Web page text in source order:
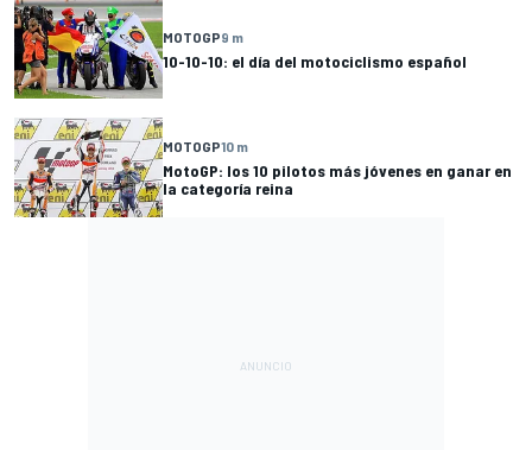
MOTOGP9 m
10-10-10: el día del motociclismo español
MOTOGP10 m
MotoGP: los 10 pilotos más jóvenes en ganar en
la categoría reina